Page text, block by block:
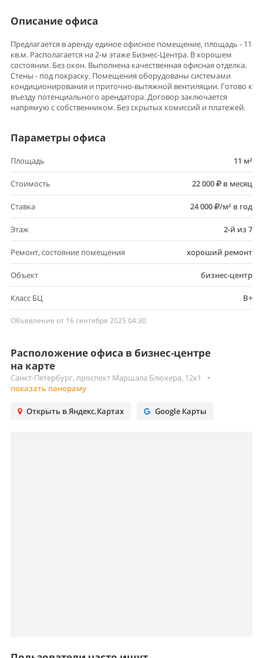
Описание офиса
Предлагается в аренду единое офисное помещение, площадь - 11
кв.м. Располагается на 2-м этаже Бизнес-Центра. В хорошем
состоянии. Без окон. Выполнена качественная офисная отделка.
Стены - под покраску. Помещения оборудованы системами
кондиционирования и приточно-вытяжной вентиляции. Готово к
въезду потенциального арендатора. Договор заключается
напрямую с собственником. Без скрытых комиссий и платежей.
Параметры офиса
Площадь 11 м²
Стоимость 22 000 в месяц
Ставка 24 000 /м² в год
Этаж 2-й из 7
Ремонт, состояние помещения хороший ремонт
Объект бизнес-центр
Класс БЦ B+
Объявление от 16 сентября 2025 04:30
Расположение офиса в бизнес-центре
на карте
Санкт-Петербург, проспект Маршала Блюхера, 12к1
•
показать панораму
Открыть в Яндекс.Картах Google Карты